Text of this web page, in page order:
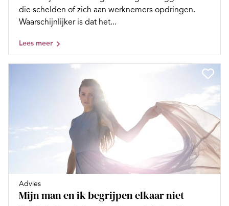
die schelden of zich aan werknemers opdringen.
Waarschijnlijker is dat het...
Lees meer
Advies
Mijn man en ik begrijpen elkaar niet